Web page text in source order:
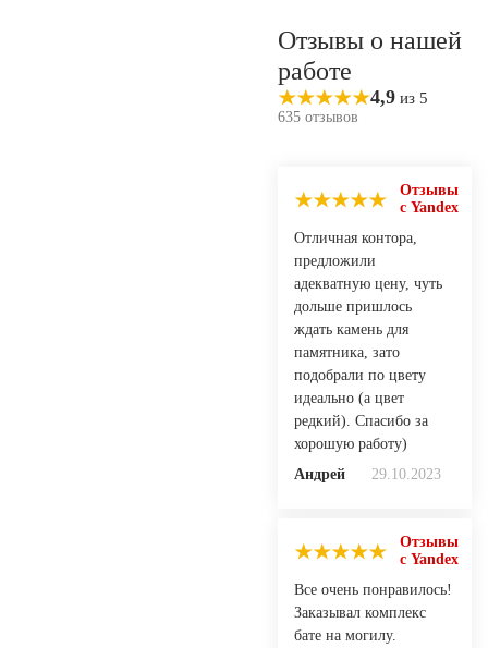
Отзывы о нашей
работе
4,9 из 5
635 отзывов
Отзывы
с Yandex
Отличная контора,
предложили
адекватную цену, чуть
дольше пришлось
ждать камень для
памятника, зато
подобрали по цвету
идеально (а цвет
редкий). Спасибо за
хорошую работу)
Андрей
29.10.2023
Отзывы
с Yandex
Все очень понравилось!
Заказывал комплекс
бате на могилу.